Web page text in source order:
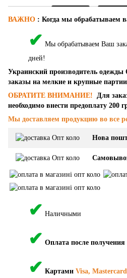
ВАЖНО : Когда мы обрабатываем
✔ Мы обрабатываем Ваш
дней!
Украинский производитель одежды
заказы на мелкие и крупные
ОБРАТИТЕ ВНИМАНИЕ!
Для
необходимо внести предоплату 200
Мы доставляем продукцию во все
Нова
✔ Наличными
✔ Оплата после получения
✔ Картами Visa, Mastercard